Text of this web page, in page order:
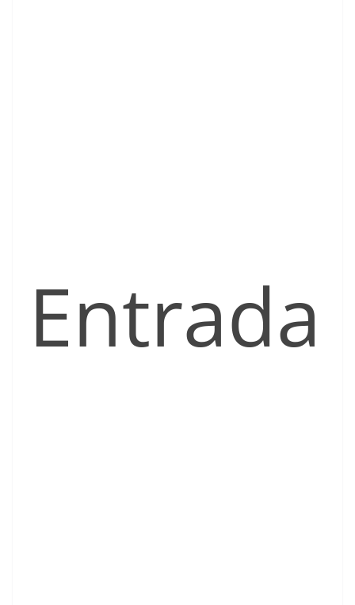
Entrada